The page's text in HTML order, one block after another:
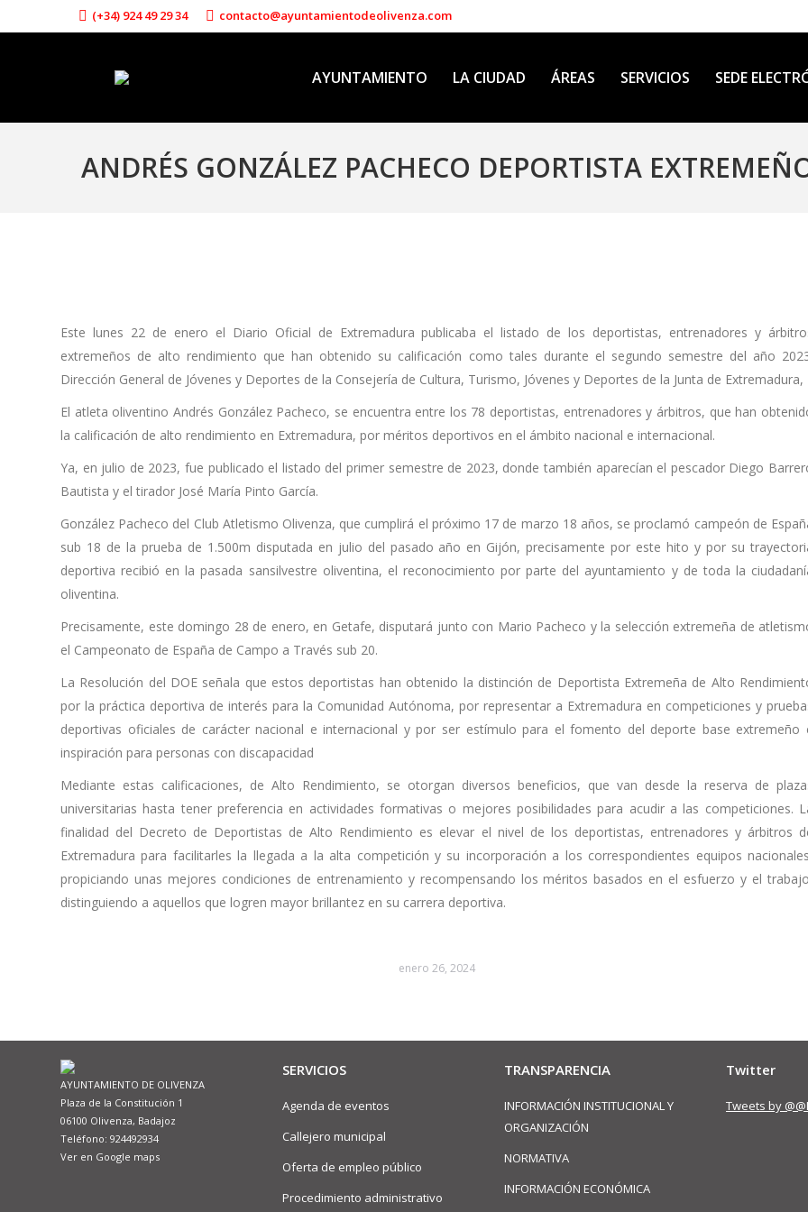
(+34) 924 49 29 34 contacto@ayuntamientodeolivenza.com
AYUNTAMIENTO LA CIUDAD ÁREAS SERVICIOS SEDE
ANDRÉS GONZÁLEZ PACHECO DEPORTISTA
Este lunes 22 de enero el Diario Oficial de Extremadura publicaba el listado de los deportistas, entrenadores y
extremeños de alto rendimiento que han obtenido su calificación como tales durante el segundo semestre del año
Dirección General de Jóvenes y Deportes de la Consejería de Cultura, Turismo, Jóvenes y Deportes de la Junta de Extremadura,
El atleta oliventino Andrés González Pacheco, se encuentra entre los 78 deportistas, entrenadores y árbitros, que han
la calificación de alto rendimiento en Extremadura, por méritos deportivos en el ámbito nacional e internacional.
Ya, en julio de 2023, fue publicado el listado del primer semestre de 2023, donde también aparecían el pescador Diego
Bautista y el tirador José María Pinto García.
González Pacheco del Club Atletismo Olivenza, que cumplirá el próximo 17 de marzo 18 años, se proclamó campeón de
sub 18 de la prueba de 1.500m disputada en julio del pasado año en Gijón, precisamente por este hito y por su
deportiva recibió en la pasada sansilvestre oliventina, el reconocimiento por parte del ayuntamiento y de toda la
oliventina.
Precisamente, este domingo 28 de enero, en Getafe, disputará junto con Mario Pacheco y la selección extremeña de
el Campeonato de España de Campo a Través sub 20.
La Resolución del DOE señala que estos deportistas han obtenido la distinción de Deportista Extremeña de Alto
por la práctica deportiva de interés para la Comunidad Autónoma, por representar a Extremadura en competiciones y
deportivas oficiales de carácter nacional e internacional y por ser estímulo para el fomento del deporte base extremeño
inspiración para personas con discapacidad
Mediante estas calificaciones, de Alto Rendimiento, se otorgan diversos beneficios, que van desde la reserva de
universitarias hasta tener preferencia en actividades formativas o mejores posibilidades para acudir a las competiciones.
finalidad del Decreto de Deportistas de Alto Rendimiento es elevar el nivel de los deportistas, entrenadores y árbitros
Extremadura para facilitarles la llegada a la alta competición y su incorporación a los correspondientes equipos
propiciando unas mejores condiciones de entrenamiento y recompensando los méritos basados en el esfuerzo y el
distinguiendo a aquellos que logren mayor brillantez en su carrera deportiva.
enero 26, 2024
AYUNTAMIENTO DE OLIVENZA
Plaza de la Constitución 1
06100 Olivenza, Badajoz
Teléfono: 924492934
Ver en Google maps
SERVICIOS
Agenda de eventos
Callejero municipal
Oferta de empleo público
Procedimiento administrativo
TRANSPARENCIA
INFORMACIÓN INSTITUCIONAL Y
ORGANIZACIÓN
NORMATIVA
INFORMACIÓN ECONÓMICA
Twitter
Tweets by